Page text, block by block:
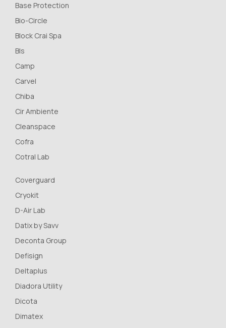
Base Protection
Bio-Circle
Block Crai Spa
Bls
Camp
Carvel
Chiba
Cir Ambiente
Cleanspace
Cofra
Cotral Lab
Coverguard
Cryokit
D-Air Lab
Datix by Savv
Deconta Group
Defisign
Deltaplus
Diadora Utility
Dicota
Dimatex